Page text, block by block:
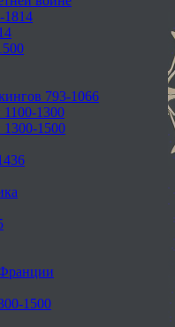
1814
793-1066
1300
1500
1500